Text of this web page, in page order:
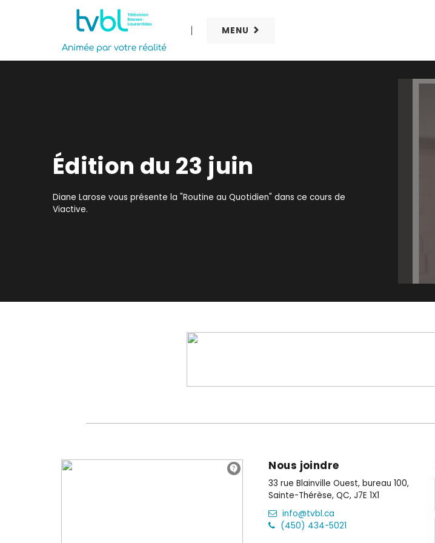
MENU
Édition du 23 juin
Diane Larose vous présente la "Routine au Quotidien" dans ce cours de
Viactive.
Nous joindre
33 rue Blainville Ouest, bureau 100,
Sainte-Thérèse, QC, J7E 1X1
info@tvbl.ca
(450) 434-5021